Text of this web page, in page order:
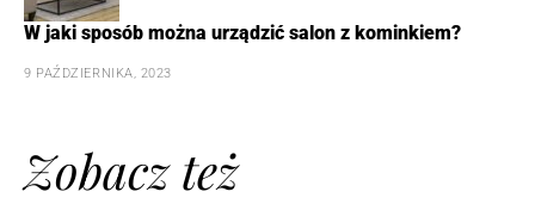
W jaki sposób można urządzić salon z kominkiem?
9 PAŹDZIERNIKA, 2023
Zobacz też